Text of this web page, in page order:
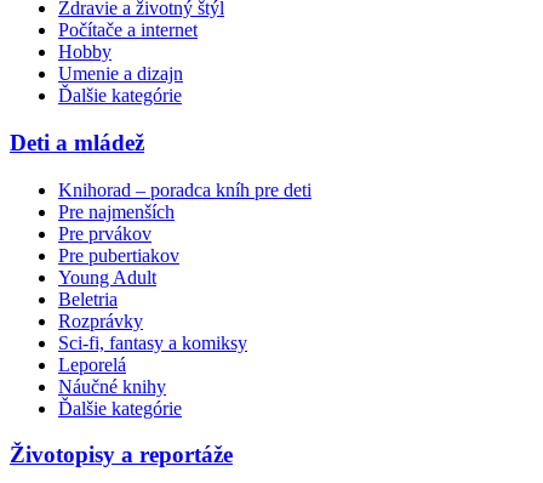
Zdravie a životný štýl
Počítače a internet
Hobby
Umenie a dizajn
Ďalšie kategórie
Deti a mládež
Knihorad – poradca kníh pre deti
Pre najmenších
Pre prvákov
Pre pubertiakov
Young Adult
Beletria
Rozprávky
Sci-fi, fantasy a komiksy
Leporelá
Náučné knihy
Ďalšie kategórie
Životopisy a reportáže